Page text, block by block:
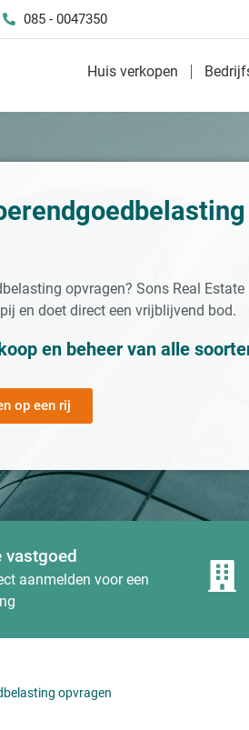
085 - 0047350
Huis verkopen
opvragen? Sons Real Estate
en doet direct een vrijblijvend bod.
en beheer van alle
op een rij
vastgoed
aanmelden voor een
opvragen